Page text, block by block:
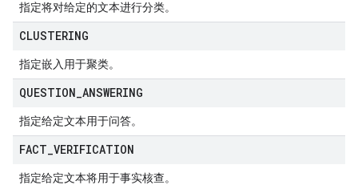
指定将对给定的文本进行分类。
CLUSTERING
指定嵌入用于聚类。
QUESTION ANSWERING
指定给定文本用于问答。
FACT VERIFICATION
指定给定文本将用于事实核查。